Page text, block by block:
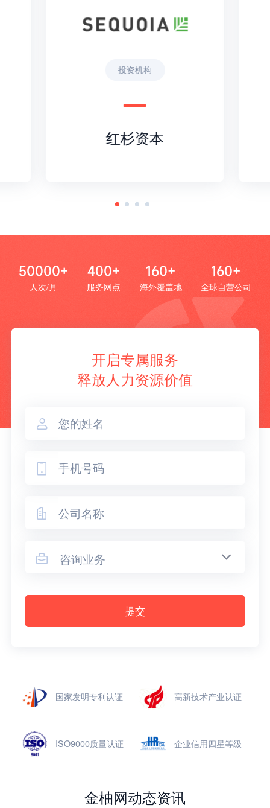
投资机构
红杉资本
50000+
人次/月
400+
服务网点
160+
海外覆盖地
160+
全球自营公司
开启专属服务
释放人力资源价值



 咨询业务
提交
国家发明专利认证 高新技术产业认证
ISO9000质量认证 企业信用四星等级
金柚网动态资讯